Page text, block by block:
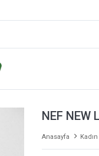
NEF NEW
Anasayfa Kadın